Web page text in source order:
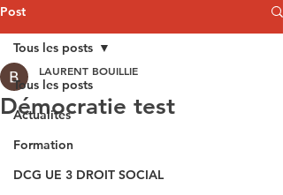
Post
Tous les posts
Actualités
Formation
DCG UE 3 DROIT SOCIAL
Tous les posts
Démocratie test
LAURENT BOUILLIE